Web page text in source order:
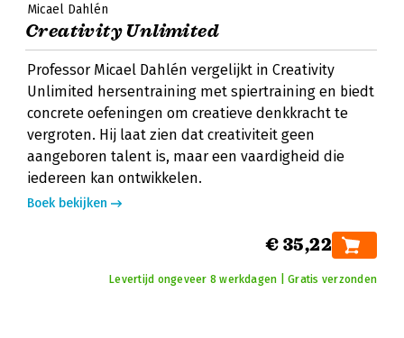
Micael Dahlén
Creativity Unlimited
Professor Micael Dahlén vergelijkt in Creativity
Unlimited hersentraining met spiertraining en biedt
concrete oefeningen om creatieve denkkracht te
vergroten. Hij laat zien dat creativiteit geen
aangeboren talent is, maar een vaardigheid die
iedereen kan ontwikkelen.
Boek bekijken
€ 35,22
Levertijd ongeveer 8 werkdagen | Gratis verzonden